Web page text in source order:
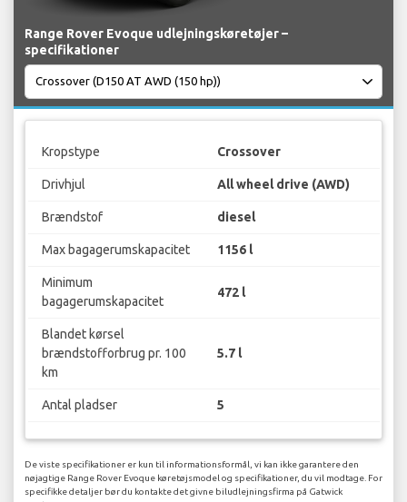
Range Rover Evoque udlejningskøretøjer –
specifikationer
Kropstype Crossover
Drivhjul All wheel drive (AWD)
Brændstof diesel
Max bagagerumskapacitet 1156 l
Minimum
bagagerumskapacitet
472 l
Blandet kørsel
brændstofforbrug pr. 100
km
5.7 l
Antal pladser 5
De viste specifikationer er kun til informationsformål, vi kan ikke garantere den
nøjagtige Range Rover Evoque køretøjsmodel og specifikationer, du vil modtage. For
specifikke detaljer bør du kontakte det givne biludlejningsfirma på Gatwick